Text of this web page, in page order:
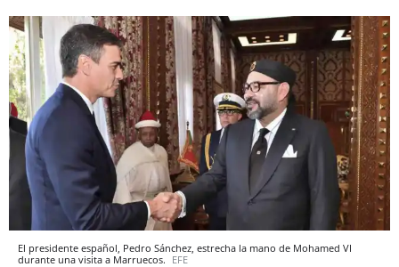
El presidente español, Pedro Sánchez, estrecha la mano de Mohamed VI
durante una visita a Marruecos. EFE